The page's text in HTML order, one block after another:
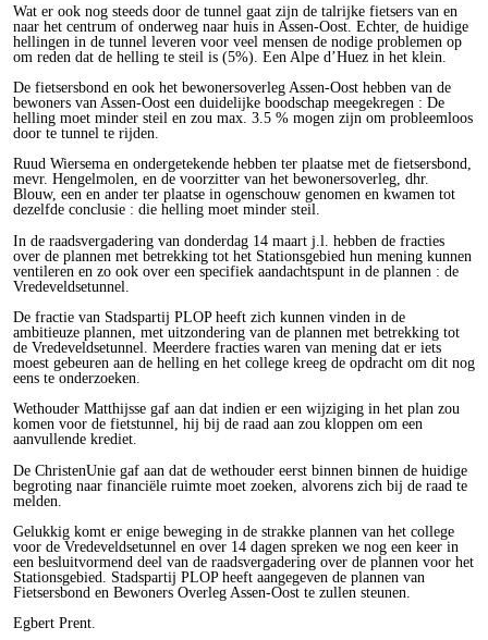
Wat er ook nog steeds door de tunnel gaat zijn de talrijke fietsers van en
naar het centrum of onderweg naar huis in Assen-Oost. Echter, de huidige
hellingen in de tunnel leveren voor veel mensen de nodige problemen op
om reden dat de helling te steil is (5%). Een Alpe d’Huez in het klein.
De fietsersbond en ook het bewonersoverleg Assen-Oost hebben van de
bewoners van Assen-Oost een duidelijke boodschap meegekregen : De
helling moet minder steil en zou max. 3.5 % mogen zijn om probleemloos
door te tunnel te rijden.
Ruud Wiersema en ondergetekende hebben ter plaatse met de fietsersbond,
mevr. Hengelmolen, en de voorzitter van het bewonersoverleg, dhr.
Blouw, een en ander ter plaatse in ogenschouw genomen en kwamen tot
dezelfde conclusie : die helling moet minder steil.
In de raadsvergadering van donderdag 14 maart j.l. hebben de fracties
over de plannen met betrekking tot het Stationsgebied hun mening kunnen
ventileren en zo ook over een specifiek aandachtspunt in de plannen : de
Vredeveldsetunnel.
De fractie van Stadspartij PLOP heeft zich kunnen vinden in de
ambitieuze plannen, met uitzondering van de plannen met betrekking tot
de Vredeveldsetunnel. Meerdere fracties waren van mening dat er iets
moest gebeuren aan de helling en het college kreeg de opdracht om dit nog
eens te onderzoeken.
Wethouder Matthijsse gaf aan dat indien er een wijziging in het plan zou
komen voor de fietstunnel, hij bij de raad aan zou kloppen om een
aanvullende krediet.
De ChristenUnie gaf aan dat de wethouder eerst binnen binnen de huidige
begroting naar financiële ruimte moet zoeken, alvorens zich bij de raad te
melden.
Gelukkig komt er enige beweging in de strakke plannen van het college
voor de Vredeveldsetunnel en over 14 dagen spreken we nog een keer in
een besluitvormend deel van de raadsvergadering over de plannen voor het
Stationsgebied. Stadspartij PLOP heeft aangegeven de plannen van
Fietsersbond en Bewoners Overleg Assen-Oost te zullen steunen.
Egbert Prent.